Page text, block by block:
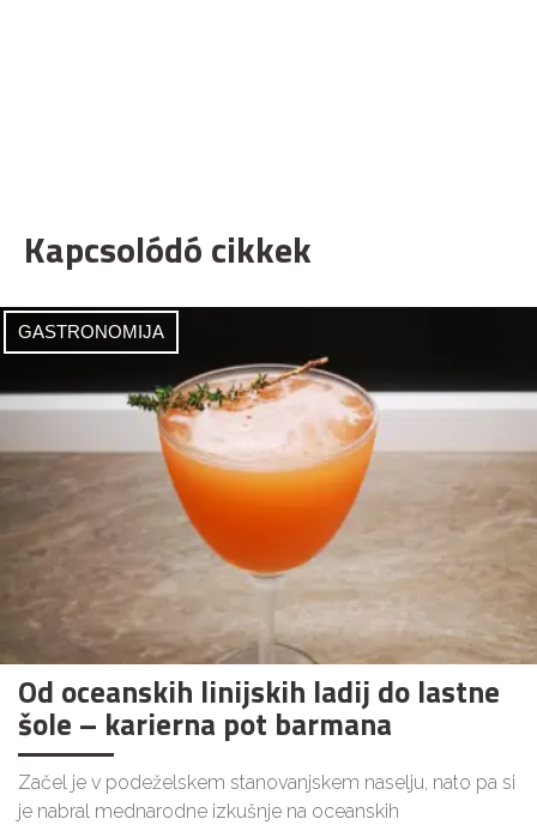
Kapcsolódó cikkek
GASTRONOMIJA
Od oceanskih linijskih ladij do lastne
šole – karierna pot barmana
Začel je v podeželskem stanovanjskem naselju, nato pa si
je nabral mednarodne izkušnje na oceanskih